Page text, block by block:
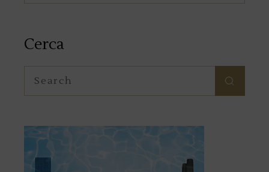
Cerca
for: